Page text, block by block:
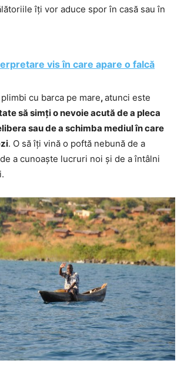
îți vor aduce spor în casă sau în
vis în care apare o falcă
cu barca pe mare,atunci este
să simți o nevoie acută de a pleca
sau de a schimba mediul în care
. O să îți vină o poftă nebună de a
a cunoaște lucruri noi și de a întâlni